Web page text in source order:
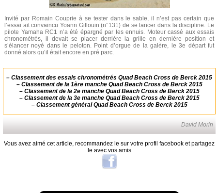
Invité par Romain Couprie à se tester dans le sable, il n’est pas certain que
l’essai ait convaincu Yoann Gillouin (n°131) de se lancer dans la discipline. Le
pilote Yamaha RC1 n’a été épargné par les ennuis. Moteur cassé aux essais
chronométrés, il devait se placer derrière la grille en dernière position et
s’élancer noyé dans le peloton. Point d’orgue de la galère, le 3e départ fut
donné alors qu’il était encore en pré parc.
– Classement des essais chronométrés Quad Beach Cross de Berck 2015
– Classement de la 1ère manche Quad Beach Cross de Berck 2015
– Classement de la 2e manche Quad Beach Cross de Berck 2015
– Classement de la 3e manche Quad Beach Cross de Berck 2015
– Classement général Quad Beach Cross de Berck 2015
David Morin
Vous avez aimé cet article, recommandez le sur votre profil facebook et partagez
le avec vos amis